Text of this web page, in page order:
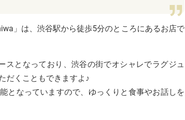
」は、渋谷駅から徒歩5分のところにあるお店で
スとなっており、渋谷の街でオシャレでラグジュ
だくこともできますよ♪
となっていますので、ゆっくりと食事やお話しを